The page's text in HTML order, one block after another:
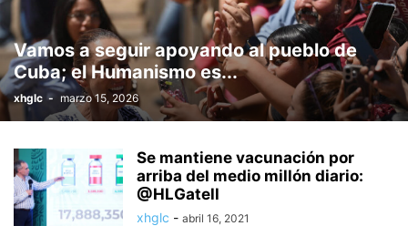
Vamos a seguir apoyando al pueblo de
Cuba; el Humanismo es...
xhglc - marzo 15, 2026
Se mantiene vacunación por
arriba del medio millón diario:
@HLGatell
xhglc - abril 16, 2021